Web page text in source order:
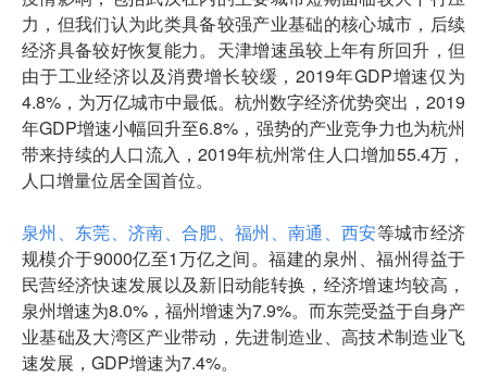
力，但我们认为此类具备较强产业基础的核心城市，后续
经济具备较好恢复能力。天津增速虽较上年有所回升，但
由于工业经济以及消费增长较缓，2019年GDP增速仅为
4.8%，为万亿城市中最低。杭州数字经济优势突出，2019
年GDP增速小幅回升至6.8%，强势的产业竞争力也为杭州
带来持续的人口流入，2019年杭州常住人口增加55.4万，
人口增量位居全国首位。
泉州、东莞、济南、合肥、福州、南通、西安等城市经济
规模介于9000亿至1万亿之间。福建的泉州、福州得益于
民营经济快速发展以及新旧动能转换，经济增速均较高，
泉州增速为8.0%，福州增速为7.9%。而东莞受益于自身产
业基础及大湾区产业带动，先进制造业、高技术制造业飞
速发展，GDP增速为7.4%。